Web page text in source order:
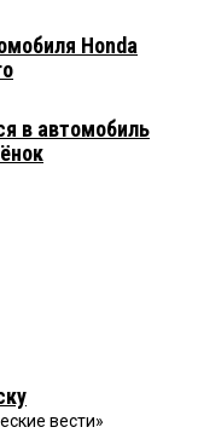
Honda
в автомобиль
вести»